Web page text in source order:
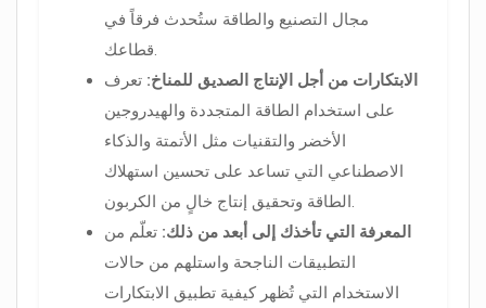
مجال التصنيع والطاقة ستُحدث فرقاً في
قطاعك.
الابتكارات من أجل الإنتاج الصديق للمناخ: تعرف
على استخدام الطاقة المتجددة والهيدروجين
الأخضر والتقنيات مثل الأتمتة والذكاء
الاصطناعي التي تساعد على تحسين استهلاك
الطاقة وتحقيق إنتاج خالٍ من الكربون.
المعرفة التي تأخذك إلى أبعد من ذلك: تعلّم من
التطبيقات الناجحة واستلهم من حالات
الاستخدام التي تُظهر كيفية تطبيق الابتكارات